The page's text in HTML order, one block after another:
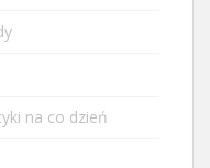
na co dzień